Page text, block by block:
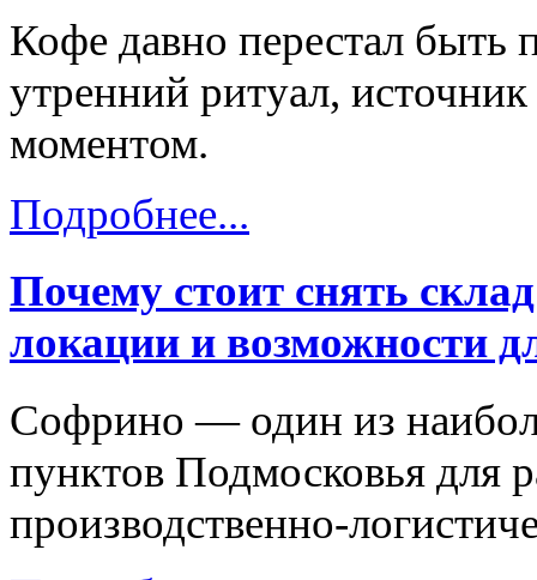
Кофе давно перестал
утренний ритуал,
моментом.
Подробнее...
Почему стоит снять
локации и возможности
Софрино — один из
пунктов Подмосковья для
производственно-